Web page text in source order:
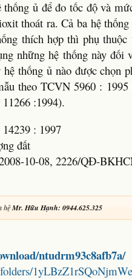
ủ để đo tốc độ và
thoát ra. Cả ba hệ
thích hợp thì phụ
những hệ thống này
thống ủ nào được chọn
theo TCVN 5960 :
:1994).
: 1997
đất
10-08, 2226/QĐ-
hệMr. Hữu Hạnh: 0944.625.325
ntudrm93c8afb7a/